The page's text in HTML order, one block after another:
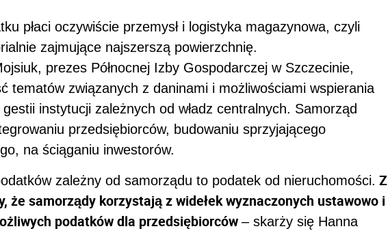
płaci oczywiście przemysł i logistyka magazynowa, czyli
zajmujące najszerszą powierzchnię.
prezes Północnej Izby Gospodarczej w Szczecinie,
tematów związanych z daninami i możliwościami wspierania
instytucji zależnych od władz centralnych. Samorząd
przedsiębiorców, budowaniu sprzyjającego
na ściąganiu inwestorów.
zależny od samorządu to podatek od nieruchomości. Z
że samorządy korzystają z widełek wyznaczonych ustawowo i
podatków dla przedsiębiorców – skarży się Hanna